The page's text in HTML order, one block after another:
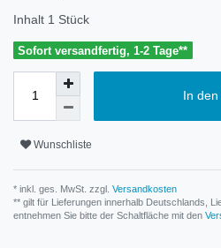
Inhalt 1 Stück
Sofort versandfertig, 1-2 Tage**
In
Wunschliste
* inkl. ges. MwSt. zzgl. Versandkosten
** gilt für Lieferungen innerhalb Deutschlands,
entnehmen Sie bitte der Schaltfläche mit den